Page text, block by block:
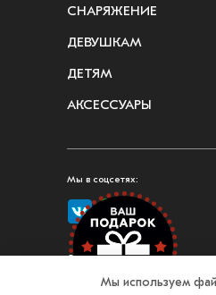
СНАРЯЖЕНИЕ
ДЕВУШКАМ
ДЕТЯМ
АКСЕССУАРЫ
Мы в соцсетях:
© 2026, Fullmount — магазин
Мы используем